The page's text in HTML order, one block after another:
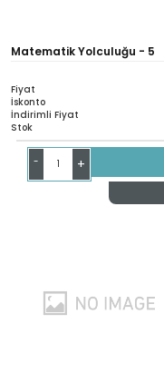
Matematik Yolculuğu - 5
Fiyat
İskonto
İndirimli Fiyat
Stok
- +